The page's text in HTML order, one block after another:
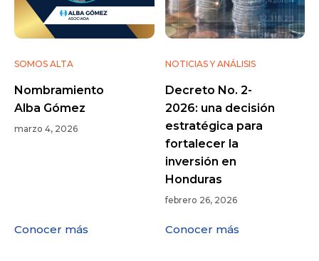
SOMOS ALTA
Nombramiento
Alba Gómez
marzo 4, 2026
Conocer más
NOTICIAS Y ANÁLISIS
Decreto No. 2-
2026: una decisión
estratégica para
fortalecer la
inversión en
Honduras
febrero 26, 2026
Conocer más